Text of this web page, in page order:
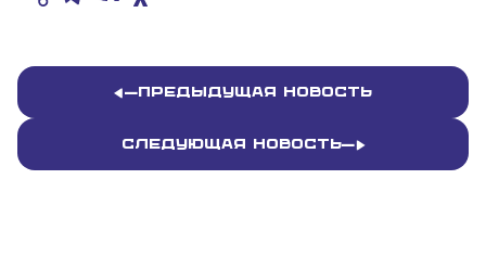
Предыдущая новость
Следующая новость